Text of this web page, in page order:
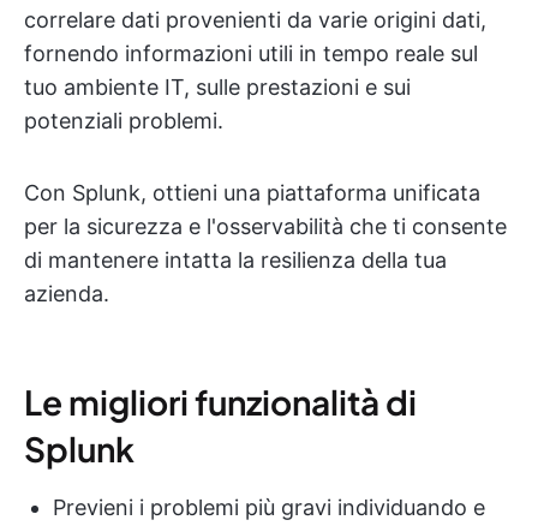
correlare dati provenienti da varie origini dati,
fornendo informazioni utili in tempo reale sul
tuo ambiente IT, sulle prestazioni e sui
potenziali problemi.
Con Splunk, ottieni una piattaforma unificata
per la sicurezza e l'osservabilità che ti consente
di mantenere intatta la resilienza della tua
azienda.
Le migliori funzionalità di
Splunk
Previeni i problemi più gravi individuando e